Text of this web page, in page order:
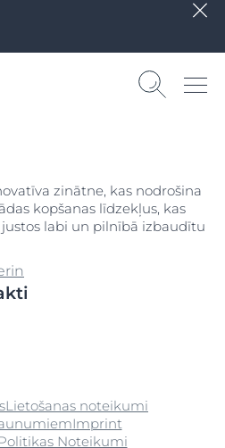
zinātne, kas nodrošina
kopšanas līdzekļus, kas
labi un pilnībā izbaudītu
Lietošanas noteikumi
Imprint
Noteikumi